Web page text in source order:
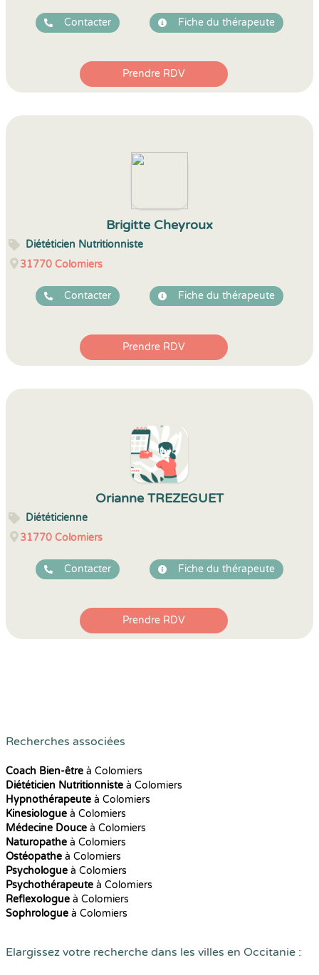
Contacter Fiche du thérapeute
Prendre RDV
Brigitte Cheyroux
Diététicien Nutritionniste
31770 Colomiers
Contacter Fiche du thérapeute
Prendre RDV
Orianne TREZEGUET
Diététicienne
31770 Colomiers
Contacter Fiche du thérapeute
Prendre RDV
Recherches associées
Coach Bien-être à Colomiers
Diététicien Nutritionniste à Colomiers
Hypnothérapeute à Colomiers
Kinesiologue à Colomiers
Médecine Douce à Colomiers
Naturopathe à Colomiers
Ostéopathe à Colomiers
Psychologue à Colomiers
Psychothérapeute à Colomiers
Reflexologue à Colomiers
Sophrologue à Colomiers
Elargissez votre recherche dans les villes en Occitanie :